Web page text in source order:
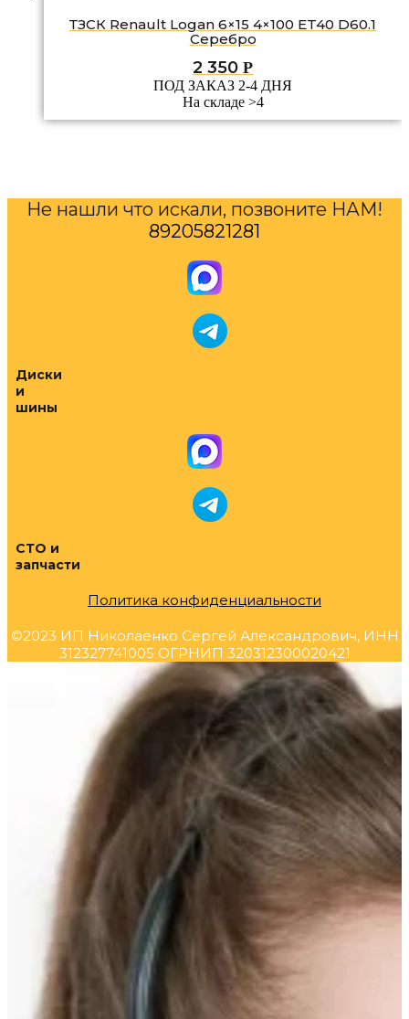
ТЗСК Renault Logan 6×15 4×100 ET40 D60.1
Серебро
2 350 Р
ПОД ЗАКАЗ 2-4 ДНЯ
На складе >4
Не нашли что искали, позвоните НАМ!
89205821281
Диски
и
шины
СТО и
запчасти
Политика конфиденциальности
©2023 ИП Николаенко Сергей Александрович, ИНН
312327741005 ОГРНИП 320312300020421